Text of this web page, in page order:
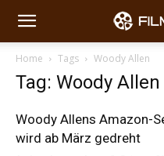
Home Tags Woody Allen
Tag: Woody Allen
Woody Allens Amazon-
wird ab März gedreht